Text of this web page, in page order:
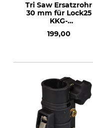
Tri Saw Ersatzrohr
30 mm für Lock25
KKG-
199,00